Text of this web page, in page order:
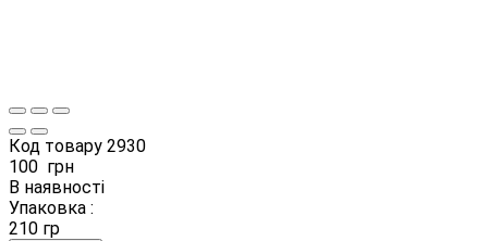
Код товару 2930
100 грн
В наявності
Упаковка :
210 гр